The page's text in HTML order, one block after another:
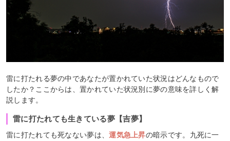
雷に打たれる夢の中であなたが置かれていた状況はどんなもので
したか？ここからは、置かれていた状況別に夢の意味を詳しく解
説します。
雷に打たれても生きている夢【吉夢】
雷に打たれても死なない夢は、運気急上昇の暗示です。九死に一